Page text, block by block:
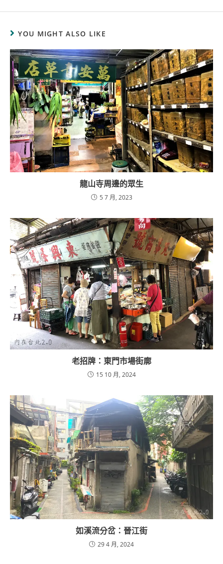
YOU MIGHT ALSO LIKE
龍山寺周邊的眾生
5 7 月, 2023
老招牌：東門市場街廓
15 10 月, 2024
如溪流分岔：晉江街
29 4 月, 2024